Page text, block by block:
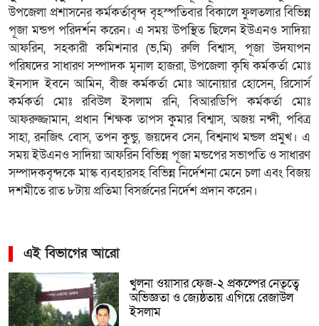
উপজেলা প্রশাসনের কর্মকর্তাবৃন্দ বৃহস্পতিবার বিকালে ফুলতলার বিভিন্ন
পূজা মন্ডপ পরিদর্শন করেন। এ সময় উপস্থিত ছিলেন ইউএনও সাদিয়া
আফরিন, সহকারী কমিশনার (ভ‚মি) রুলি বিশ্বাস, পূজা উদযাপন
পরিষদের সাধারণ সম্পাদক মৃনাল হাজরা, উপজেলা কৃষি কর্মকর্তা মোঃ
ইনসাদ ইবনে আমিন, বীজ কর্মকর্তা মোঃ আনোয়ার হোসেন, রিসোর্স
কর্মকর্তা মোঃ রবিউল ইসলাম রনি, বিআরডিপি কর্মকর্তা মোঃ
আফরুজ্জামান, প্রধান শিক্ষক তাপস কুমার বিশ্বাস, অজয় নন্দী, পবিত্র
সাহা, রনজিৎ বোস, তপন কুন্ডু, জয়দেব সেন, বিশ্বনাথ মন্ডল প্রমুখ। এ
সময় ইউএনও সাদিয়া আফরিন বিভিন্ন পূজা মন্ডপের সভাপতি ও সাধারণ
সম্পাদকবৃন্দকে মাস্ক ব্যবহারসহ বিভিন্ন নির্দেশনা মেনে চলা এবং বিজয়
দশমীতে রাত ৮টায় প্রতিমা বিসর্জনের নির্দেশ প্রদান করেন।
এই বিভাগের আরো
খুলনা ওয়াসার ফেজ-২ প্রকল্পের নেতৃত্বে
অভিজ্ঞতা ও জ্যেষ্ঠতায় এগিয়ে রেজাউল
ইসলাম